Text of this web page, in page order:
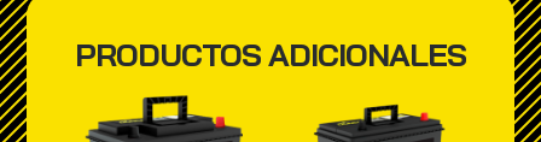
PRODUCTOS ADICIONALES